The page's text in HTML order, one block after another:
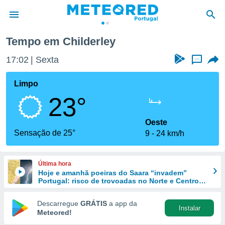
da
foi
fornecidas
a este
das
e
forma
digital
Tempo em Childerley
17:02 Sexta ...
Limpo
23°
Sensação de 25°
Oeste
9
24 km/h
Última hora
Hoje e amanhã poeiras do Saara “invadem”
Portugal: risco de trovoadas no Norte e Centro
Descarregue GRÁTIS a app da
Meteored!
Instalar